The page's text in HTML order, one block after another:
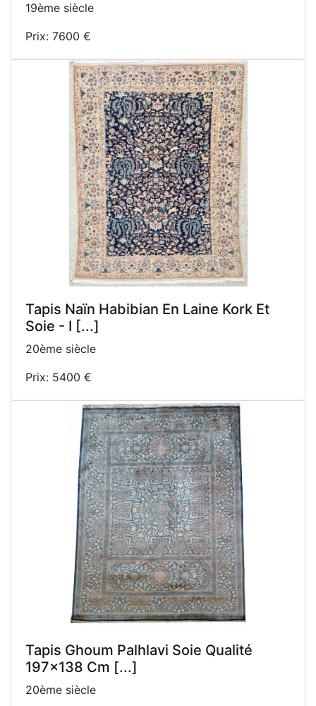
19ème siècle
Prix: 7600 €
Tapis Naïn Habibian En Laine Kork Et
Soie - I [...]
20ème siècle
Prix: 5400 €
Tapis Ghoum Palhlavi Soie Qualité
197x138 Cm [...]
20ème siècle